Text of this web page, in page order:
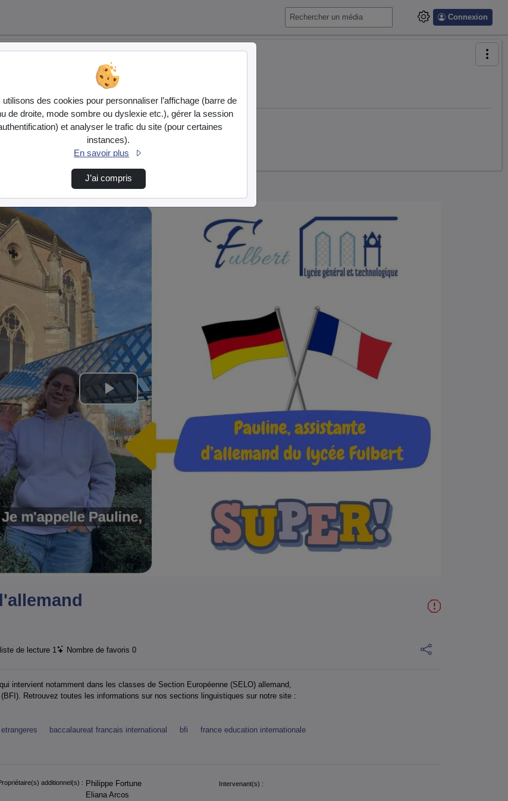
Connexion
Lire
la
vidéo
de lecture 1 Nombre de favoris 0
intervient notamment dans les classes de Section Européenne (SELO) allemand,
Retrouvez toutes les informations sur nos sections linguistiques sur notre site :
baccalaureat francais international bfi
france education internationale
additionnel(s) : Philippe Fortune
Eliana Arcos
Intervenant(s) :
utilisons des cookies pour personnaliser l’affichage (barre de
de droite, mode sombre ou dyslexie etc.), gérer la session
et analyser le trafic du site (pour certaines
instances).
En savoir plus
J’ai compris